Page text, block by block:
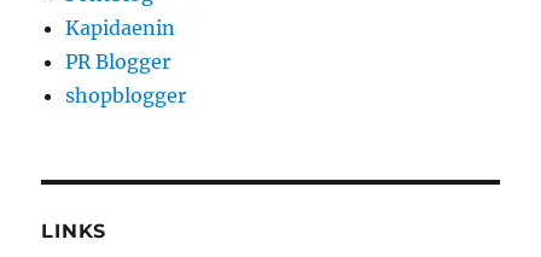
Kapidaenin
PR Blogger
shopblogger
LINKS